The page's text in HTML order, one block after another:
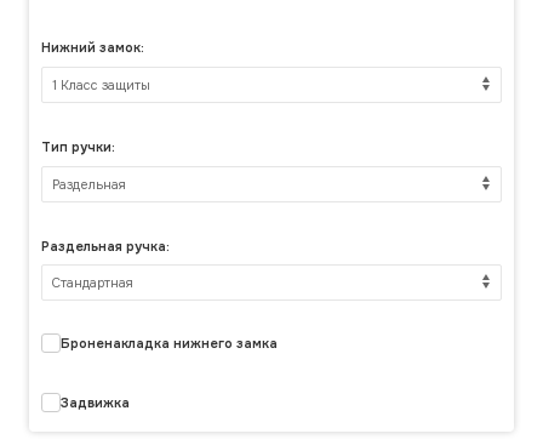
Нижний замок:
Тип ручки:
Раздельная ручка:
Броненакладка нижнего замка
Задвижка